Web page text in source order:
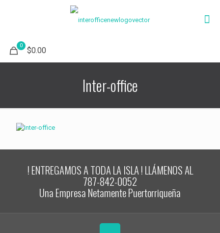
0
$0.00
Inter-office
! ENTREGAMOS A TODA LA ISLA ! LLÁMENOS AL
787-842-0052
Una Empresa Netamente Puertorriqueña